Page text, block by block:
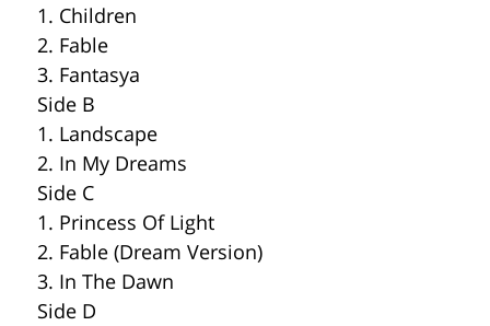
1. Children
2. Fable
3. Fantasya
Side B
1. Landscape
2. In My Dreams
Side C
1. Princess Of Light
2. Fable (Dream Version)
3. In The Dawn
Side D